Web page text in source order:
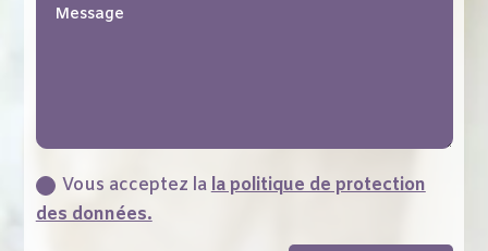
Vous acceptez la la politique de protection
des données.